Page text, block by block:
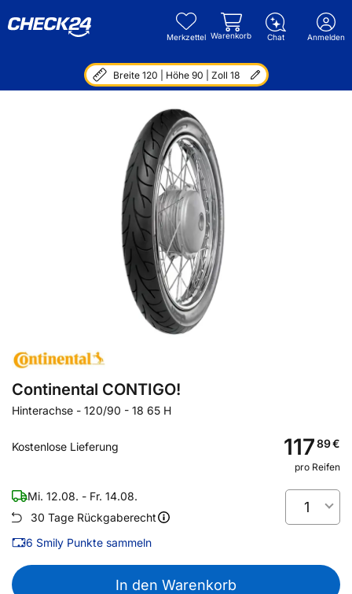
Merkzettel Warenkorb Chat Anmelden
Breite 120 | Höhe 90 | Zoll 18
Continental CONTIGO!
Hinterachse - 120/90 - 18 65 H
Kostenlose Lieferung 11789€
pro Reifen
Mi. 12.08. - Fr. 14.08.
30 Tage Rückgaberecht
6 Smily Punkte sammeln
1
In den Warenkorb